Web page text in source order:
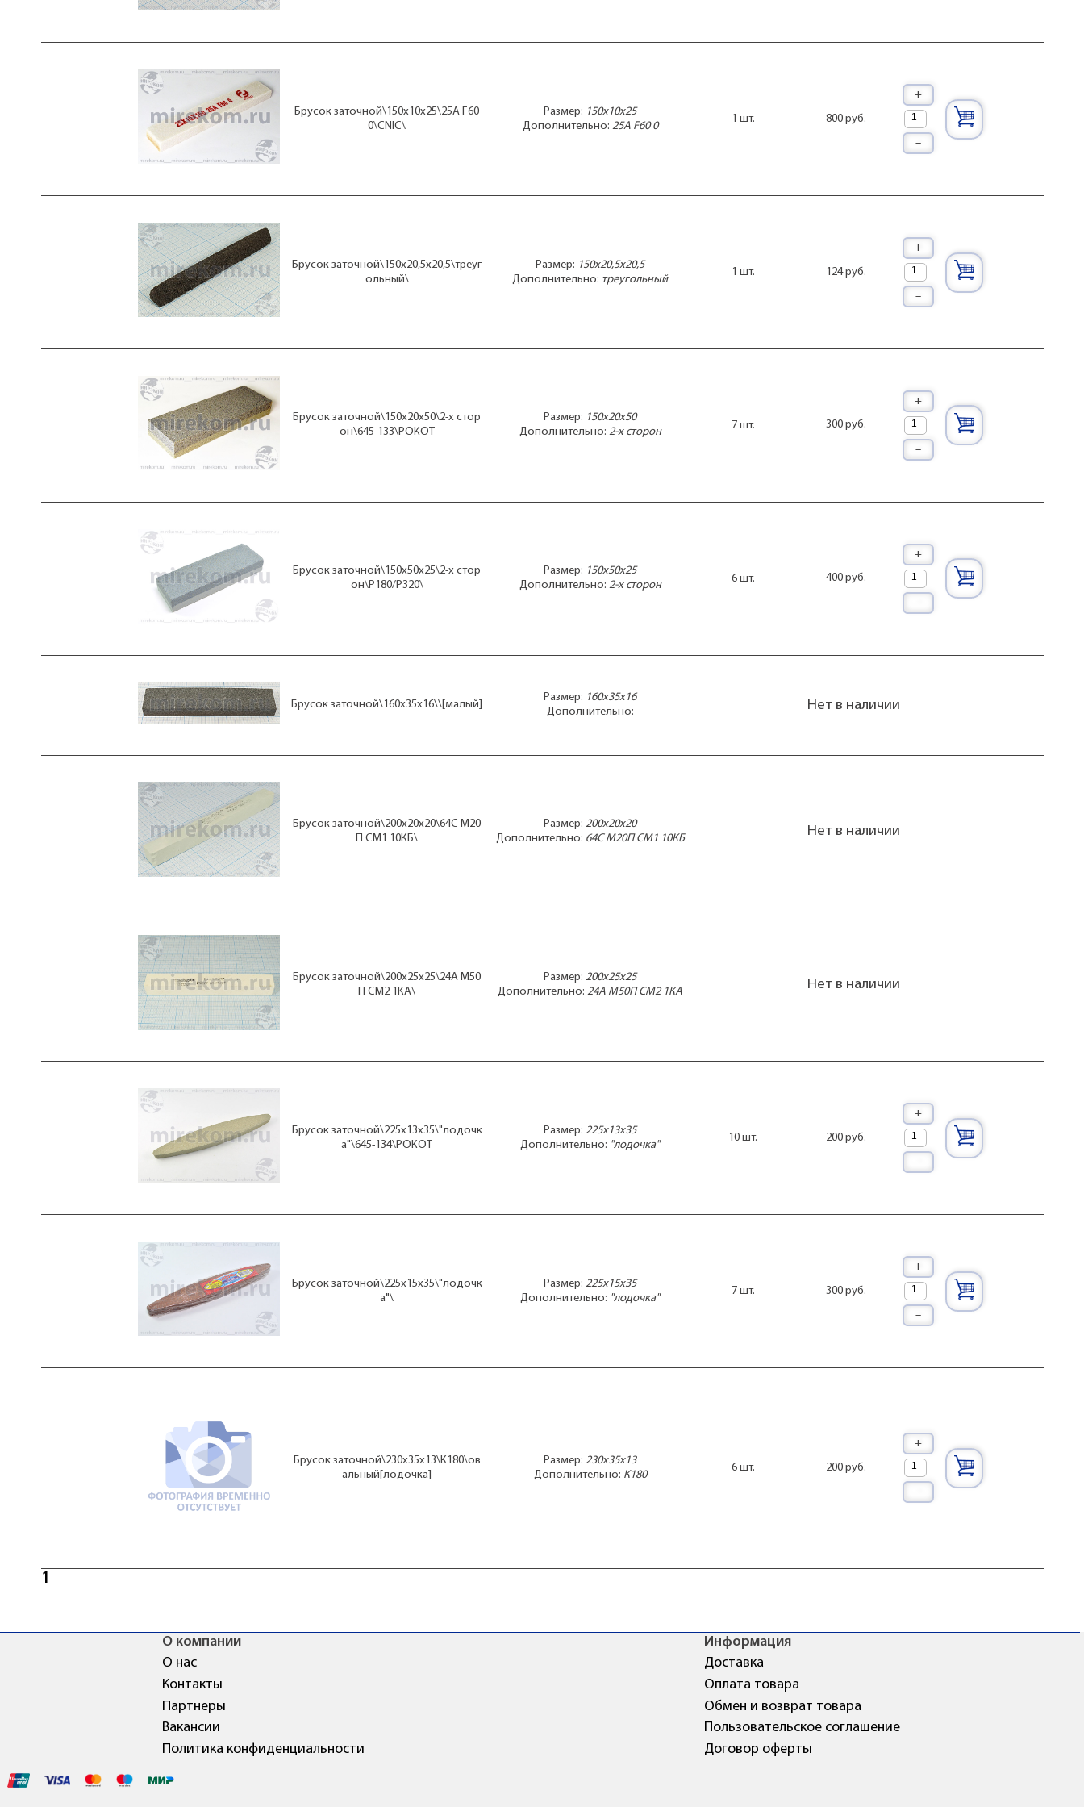
Брусок заточной\150x10x25\25A F60
0\CNIC\
Размер: 150x10x25
Дополнительно: 25A F60 0
1 шт. 800 руб.
+
–
Брусок заточной\150x20,5x20,5\треуг
ольный\
Размер: 150x20,5x20,5
Дополнительно: треугольный
1 шт. 124 руб.
+
–
Брусок заточной\150x20x50\2-х стор
он\645-133\РОКОТ
Размер: 150x20x50
Дополнительно: 2-х сторон
7 шт. 300 руб.
+
–
Брусок заточной\150x50x25\2-х стор
он\P180/P320\
Размер: 150x50x25
Дополнительно: 2-х сторон
6 шт. 400 руб.
+
–
Брусок заточной\160x35x16\\[малый]
Размер: 160x35x16
Дополнительно:
Нет в наличии
Брусок заточной\200x20x20\64С М20
П СМ1 10КБ\
Размер:200x20x20
Дополнительно: 64С М20П СМ1 10КБ Нет в наличии
Брусок заточной\200x25x25\24А М50
П СМ2 1КА\
Размер:200x25x25
Дополнительно:24А М50П СМ2 1КА Нет в наличии
Брусок заточной\225x13x35\"лодочк
а"\645-134\РОКОТ
Размер:225x13x35
Дополнительно: "лодочка"
10 шт. 200 руб.
+
–
Брусок заточной\225x15x35\"лодочк
а"\
Размер:225x15x35
Дополнительно: "лодочка"
7 шт. 300 руб.
+
–
Брусок заточной\230x35x13\К180\ов
альный[лодочка]
Размер:230x35x13
Дополнительно: К180
6 шт. 200 руб.
+
–
1
О компании
О нас
Контакты
Партнеры
Вакансии
Политика конфиденциальности
Информация
Доставка
Оплата товара
Обмен и возврат товара
Пользовательское соглашение
Договор оферты